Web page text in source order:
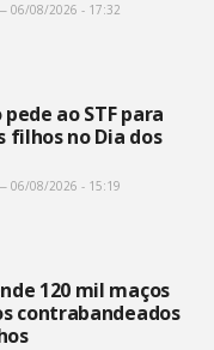
06/08/2026 - 17:32
ao STF para
filhos no Dia dos
06/08/2026 - 15:19
120 mil maços
contrabandeados